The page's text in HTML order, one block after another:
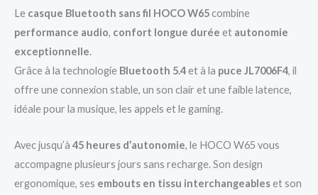
Le casque Bluetooth sans fil HOCO W65combine
performance audio, confort longue durée et autonomie
exceptionnelle.
Grâce à la technologie Bluetooth 5.4et à la puce JL7006F4, il
offre une connexion stable, un son clair et une faible latence,
idéale pour la musique, les appels et le gaming.
Avec jusqu’à 45 heures d’autonomie, le HOCO W65 vous
accompagne plusieurs jours sans recharge. Son design
ergonomique, ses embouts en tissu interchangeableset son